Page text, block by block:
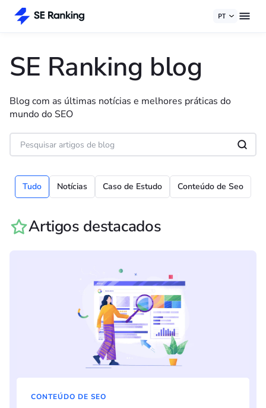
PT
SE Ranking blog
Blog com as últimas notícias e melhores práticas do
mundo do SEO
Tudo Notícias Caso de Estudo Conteúdo de Seo
Artigos destacados
CONTEÚDO DE SEO